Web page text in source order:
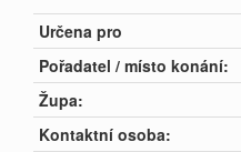
Určena pro
Pořadatel / místo konání:
Župa:
Kontaktní osoba: